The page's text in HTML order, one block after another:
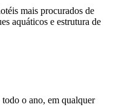
mais procurados de
aquáticos e estrutura de
o ano, em qualquer